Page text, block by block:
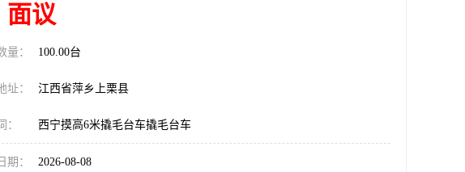
面议
量： 100.00台
址： 江西省萍乡上栗县
： 西宁摸高6米撬毛台车撬毛台车
期： 2026-08-08